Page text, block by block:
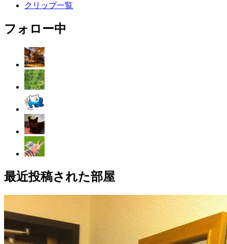
クリップ一覧
フォロー中
最近投稿された部屋